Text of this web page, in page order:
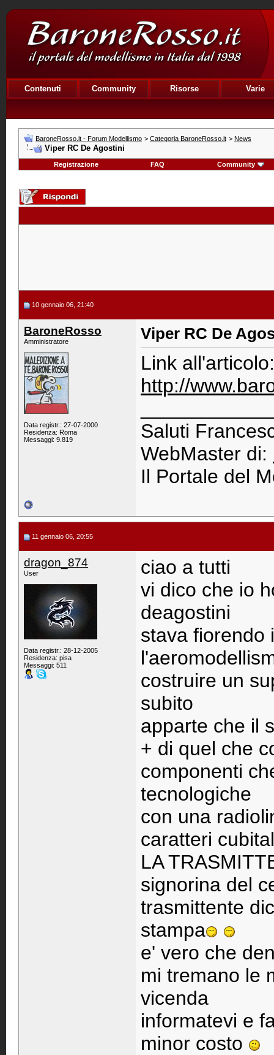
Contenuti Community Risorse Varie
BaroneRosso.it - Forum Modellismo > Categoria BaroneRosso.it > News
Viper RC De Agostini
Registrazione FAQ Community
10 gennaio 06, 21:40
BaroneRosso
Amministratore
Data registr.: 27-07-2000
Residenza: Roma
Messaggi: 9.819
Viper RC De
Link all'articolo:
http://
Saluti
WebMaster di:
Il Portale del
11 gennaio 06, 20:55
dragon_874
User
Data registr.: 28-12-2005
Residenza: pisa
Messaggi: 511
ciao a tutti
vi dico che io
deagostini
stava fiorendo
costruire un
subito
apparte che il
+ di quel che
componenti
tecnologiche
con una
caratteri
LA
signorina del
trasmittente
stampa
e' vero che
mi tremano le
vicenda
informatevi e
minor costo